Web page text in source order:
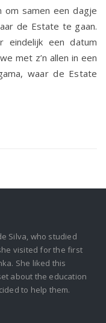
om samen een dagje
de Estate te gaan.
eindelijk een datum
met z’n allen in een
waar de Estate
Silva, who studied
visited for the first
She liked this
about the education
to help them.